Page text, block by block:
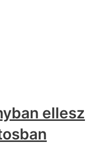
ellesz